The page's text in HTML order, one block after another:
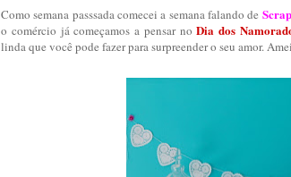
Como semana passsada comecei a semana falando de
o comércio já começamos a pensar noDia dos
linda que você pode fazer para surpreender o seu amor.